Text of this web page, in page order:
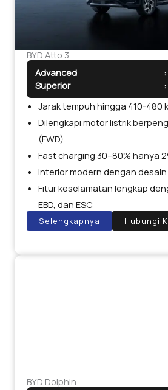
BYD Atto 3
Advanced
:
Superior
:
Jarak tempuh hingga 410-480
Dilengkapi motor listrik
(FWD)
Fast charging 30–80% hanya
Interior modern dengan
Fitur keselamatan lengkap
EBD, dan ESC
Selengkapnya Hubungi
BYD Dolphin